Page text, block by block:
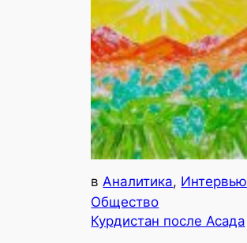
вАналитика, Интервью
Общество
Курдистан после Асада